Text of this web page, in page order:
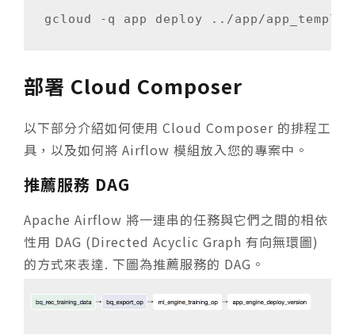
部署 Cloud Composer
以下部分介紹如何使用 Cloud Composer 的排程工
具，以及如何將 Airflow 模組放入您的專案中。
推薦服務 DAG
Apache Airflow 將一連串的任務與它們之間的相依
性用 DAG (Directed Acyclic Graph 有向無環圖)
的方式來表達. 下圖為推薦服務的 DAG。